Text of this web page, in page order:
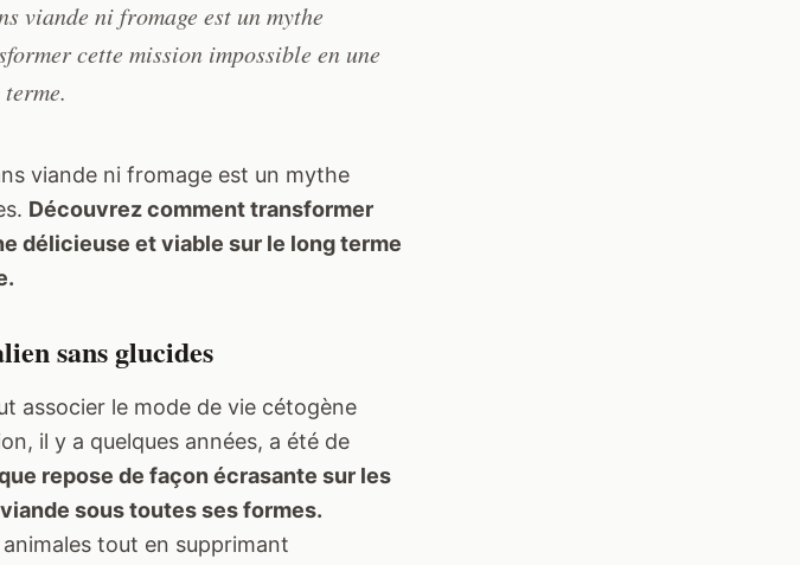
viande ni fromage est un mythe
cette mission impossible en une
viande ni fromage est un mythe
Découvrez comment transformer
délicieuse et viable sur le long terme
sans glucides
associer le mode de vie cétogène
il y a quelques années, a été de
repose de façon écrasante sur les
sous toutes ses formes.
tout en supprimant